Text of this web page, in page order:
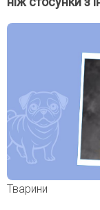
Тварини